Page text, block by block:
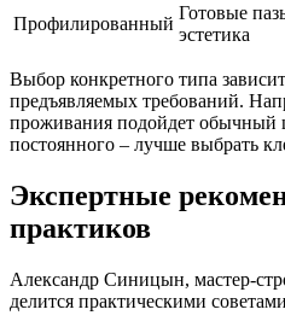
Профилированный
Готовые
эстетика
Выбор конкретного типа
предъявляемых требований.
проживания подойдет обычный
постоянного – лучше выбрать
Экспертные
практиков
Александр Синицын, мастер-
делится практическими